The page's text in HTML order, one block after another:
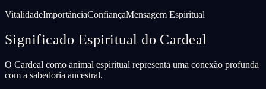
VitalidadeImportânciaConfiançaMensagem Espiritual
Significado Espiritual do Cardeal
O Cardeal como animal espiritual representa uma conexão profunda
com a sabedoria ancestral.